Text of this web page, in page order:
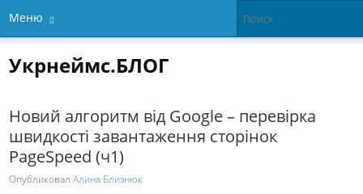
Меню
Укрнеймс.БЛОГ
Новий алгоритм від Google – перевірка
швидкості завантаження сторінок
PageSpeed (ч1)
ОпубликовалАлина Близнюк